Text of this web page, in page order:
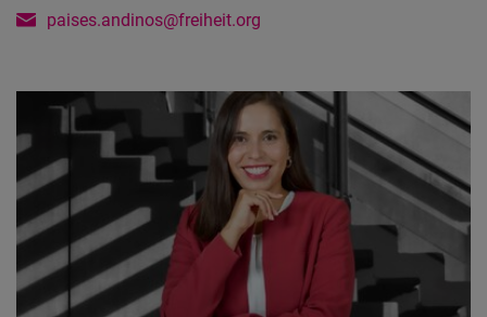
paises.andinos@freiheit.org